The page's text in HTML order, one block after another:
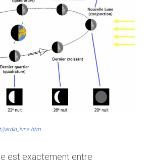
jardin_lune.htm
est exactement entre